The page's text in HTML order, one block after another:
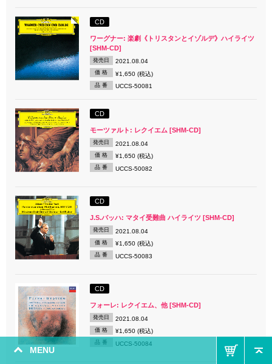
MENU
CD
ワーグナー: 楽劇《トリスタンとイゾルデ》ハイライツ
[SHM-CD]
発売日 2021.08.04
価 格 ¥1,650 (税込)
品 番 UCCS-50081
CD
モーツァルト: レクイエム [SHM-CD]
発売日 2021.08.04
価 格 ¥1,650 (税込)
品 番 UCCS-50082
CD
J.S.バッハ: マタイ受難曲 ハイライツ [SHM-CD]
発売日 2021.08.04
価 格 ¥1,650 (税込)
品 番 UCCS-50083
CD
フォーレ: レクイエム、他 [SHM-CD]
発売日 2021.08.04
価 格 ¥1,650 (税込)
品 番 UCCS-50084